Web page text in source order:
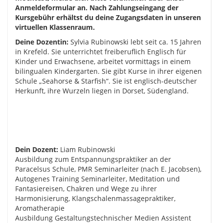
Anmeldeformular an. Nach Zahlungseingang der
Kursgebühr erhältst du deine Zugangsdaten in unseren
virtuellen Klassenraum.
Deine Dozentin: Sylvia Rubinowski lebt seit ca. 15 Jahren
in Krefeld. Sie unterrichtet freiberuflich Englisch für
Kinder und Erwachsene, arbeitet vormittags in einem
bilingualen Kindergarten. Sie gibt Kurse in ihrer eigenen
Schule „Seahorse & Starfish“. Sie ist englisch-deutscher
Herkunft, ihre Wurzeln liegen in Dorset, Südengland.
Dein Dozent: Liam Rubinowski
Ausbildung zum Entspannungspraktiker an der
Paracelsus Schule, PMR Seminarleiter (nach E. Jacobsen),
Autogenes Training Seminarleiter, Meditation und
Fantasiereisen, Chakren und Wege zu ihrer
Harmonisierung, Klangschalenmassagepraktiker,
Aromatherapie
Ausbildung Gestaltungstechnischer Medien Assistent